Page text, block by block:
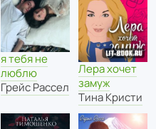
я тебя не
люблю
Грейс Рассел
Лера хочет
замуж
Тина Кристи